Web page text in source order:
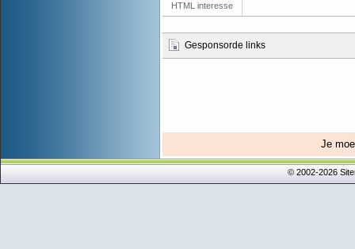
HTML interesse
Gesponsorde links
Je
© 2002-2026